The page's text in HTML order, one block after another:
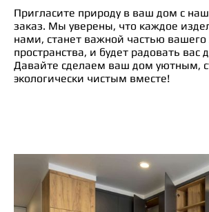
Пригласите природу в ваш дом с
заказ. Мы уверены, что каждое
нами, станет важной частью
пространства, и будет радовать вас
Давайте сделаем ваш дом уютным,
экологически чистым вместе!